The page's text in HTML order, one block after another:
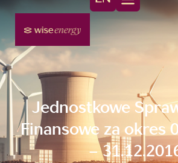
Jednostkowe
Finansowe za okres
–